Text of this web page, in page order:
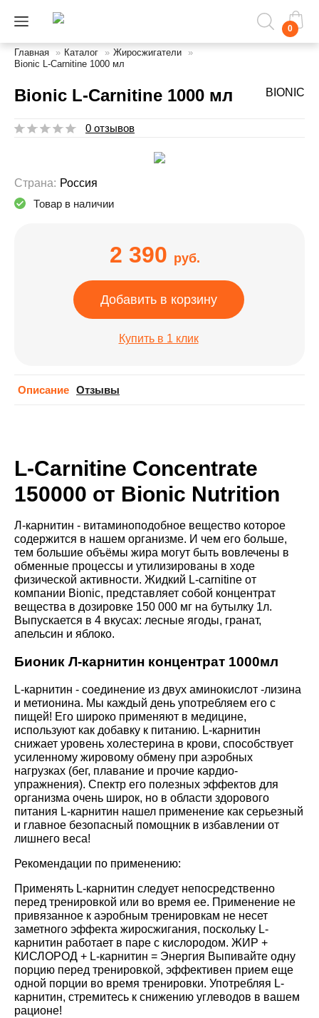
0
Главная » Каталог » Жиросжигатели
»
Bionic L-Carnitine 1000 мл
Bionic L-Carnitine 1000 мл BIONIC
0 отзывов
Страна: Россия
Товар в наличии
2 390 руб.
Добавить в корзину
Купить в 1 клик
Описание Отзывы
L-Carnitine Concentrate
150000 от Bionic Nutrition
Л-карнитин - витаминоподобное вещество которое
содержится в нашем организме. И чем его больше,
тем большие объёмы жира могут быть вовлечены в
обменные процессы и утилизированы в ходе
физической активности. Жидкий L-carnitine от
компании Bionic, представляет собой концентрат
вещества в дозировке 150 000 мг на бутылку 1л.
Выпускается в 4 вкусах: лесные ягоды, гранат,
апельсин и яблоко.
Бионик Л-карнитин концентрат 1000мл
L-карнитин - соединение из двух аминокислот -лизина
и метионина. Мы каждый день употребляем его с
пищей! Его широко применяют в медицине,
используют как добавку к питанию. L-карнитин
снижает уровень холестерина в крови, способствует
усиленному жировому обмену при аэробных
нагрузках (бег, плавание и прочие кардио-
упражнения). Спектр его полезных эффектов для
организма очень широк, но в области здорового
питания L-карнитин нашел применение как серьезный
и главное безопасный помощник в избавлении от
лишнего веса!
Рекомендации по применению:
Применять L-карнитин следует непосредственно
перед тренировкой или во время ее. Применение не
привязанное к аэробным тренировкам не несет
заметного эффекта жиросжигания, поскольку L-
карнитин работает в паре с кислородом. ЖИР +
КИСЛОРОД + L-карнитин = Энергия Выпивайте одну
порцию перед тренировкой, эффективен прием еще
одной порции во время тренировки. Употребляя L-
карнитин, стремитесь к снижению углеводов в вашем
рационе!